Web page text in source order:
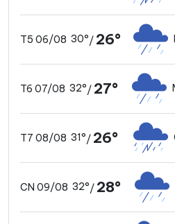
T5 06/08 30°/ 26°
T6 07/08 32°/ 27°
T7 08/08 31°/ 26°
CN 09/08 32°/ 28°